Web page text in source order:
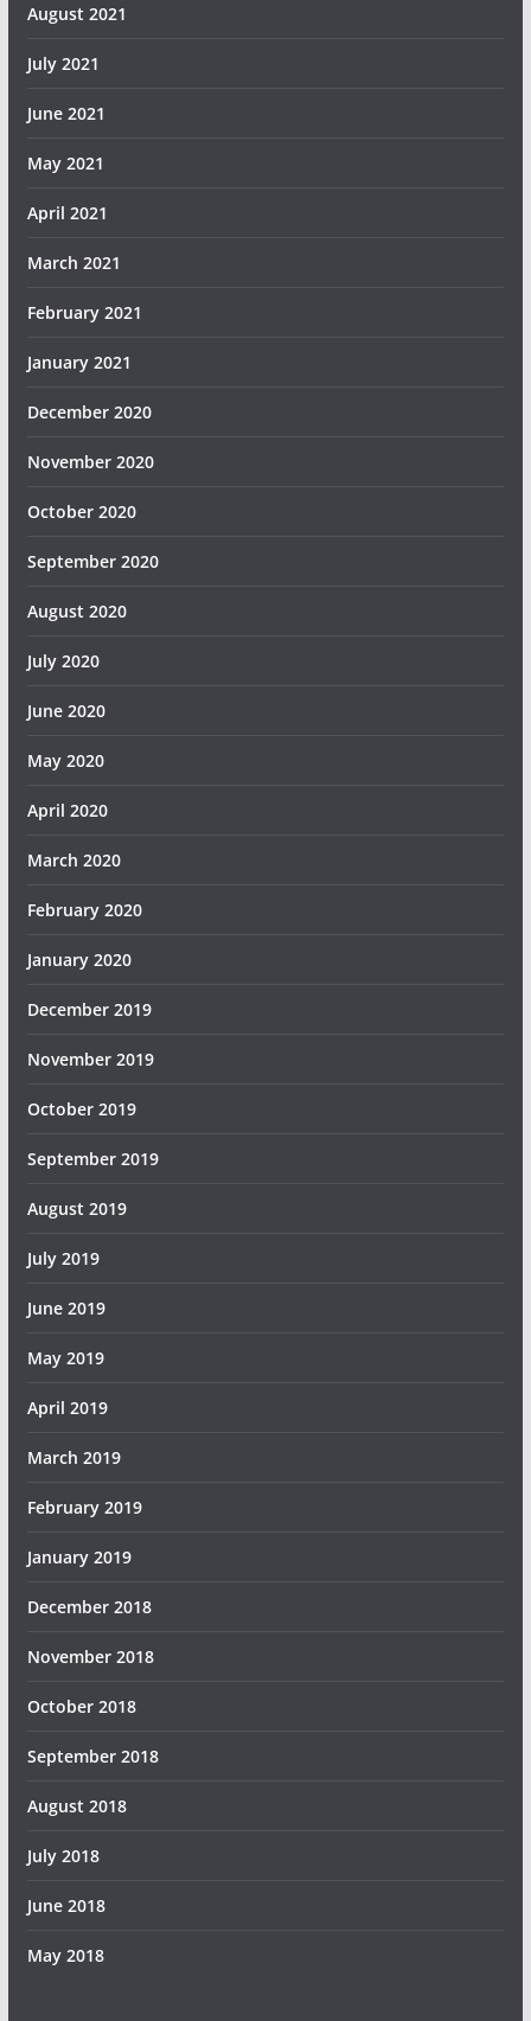
August 2021
July 2021
June 2021
May 2021
April 2021
March 2021
February 2021
January 2021
December 2020
November 2020
October 2020
September 2020
August 2020
July 2020
June 2020
May 2020
April 2020
March 2020
February 2020
January 2020
December 2019
November 2019
October 2019
September 2019
August 2019
July 2019
June 2019
May 2019
April 2019
March 2019
February 2019
January 2019
December 2018
November 2018
October 2018
September 2018
August 2018
July 2018
June 2018
May 2018